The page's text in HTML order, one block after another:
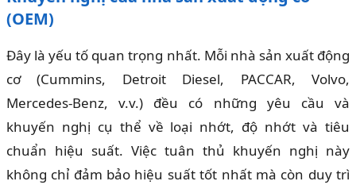
(OEM)
Đây là yếu tố quan trọng nhất. Mỗi nhà sản xuất động
cơ (Cummins, Detroit Diesel, PACCAR, Volvo,
Mercedes-Benz, v.v.) đều có những yêu cầu và
khuyến nghị cụ thể về loại nhớt, độ nhớt và tiêu
chuẩn hiệu suất. Việc tuân thủ khuyến nghị này
không chỉ đảm bảo hiệu suất tốt nhất mà còn duy trì